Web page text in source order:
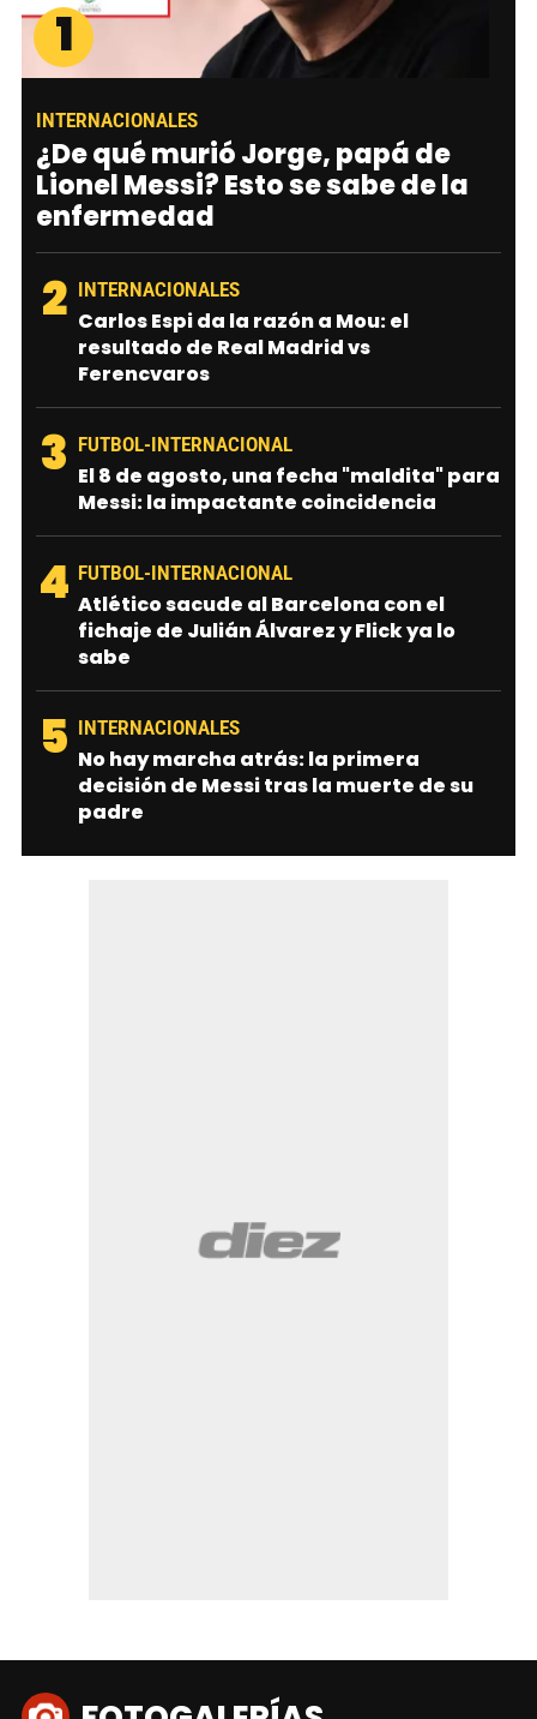
1
INTERNACIONALES
¿De qué murió Jorge, papá de
Lionel Messi? Esto se sabe de la
enfermedad
2 INTERNACIONALES
Carlos Espi da la razón a Mou: el
resultado de Real Madrid vs
Ferencvaros
3 FUTBOL-INTERNACIONAL
El 8 de agosto, una fecha "maldita" para
Messi: la impactante coincidencia
4 FUTBOL-INTERNACIONAL
Atlético sacude al Barcelona con el
fichaje de Julián Álvarez y Flick ya lo
sabe
5 INTERNACIONALES
No hay marcha atrás: la primera
decisión de Messi tras la muerte de su
padre